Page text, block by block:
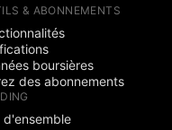
& ABONNEMENTS
boursières
des abonnements
d'ensemble